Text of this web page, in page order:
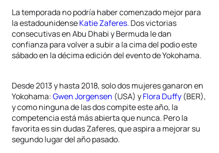
La temporada no podría haber comenzado mejor para
la estadounidenseKatie Zaferes. Dos victorias
consecutivas en Abu Dhabi y Bermuda le dan
confianza para volver a subir a la cima del podio este
sábado en la décima edición del evento de Yokohama.
Desde 2013 y hasta 2018, solo dos mujeres ganaron en
Yokohama:Gwen Jorgensen (USA) yFlora Duffy (BER),
y como ninguna de las dos compite este año, la
competencia está más abierta que nunca. Pero la
favorita es sin dudas Zaferes, que aspira a mejorar su
segundo lugar del año pasado.